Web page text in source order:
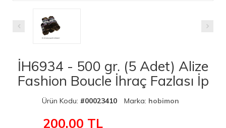
İH6934 - 500 gr. (5 Adet) Alize
Fashion Boucle İhraç Fazlası İp
Ürün Kodu: #00023410 Marka: hobimon
200.00 TL